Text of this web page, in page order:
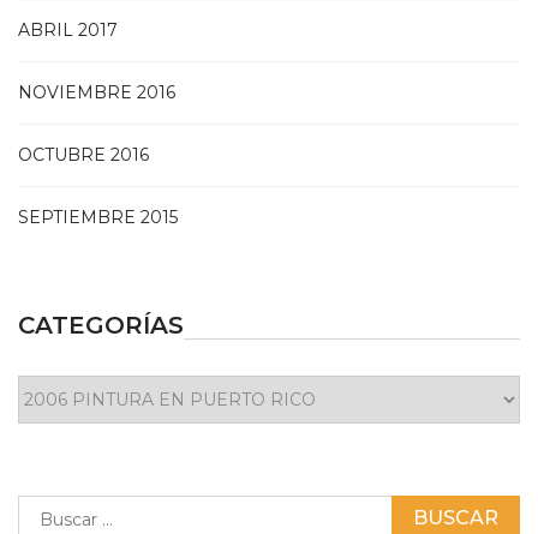
ABRIL 2017
NOVIEMBRE 2016
OCTUBRE 2016
SEPTIEMBRE 2015
CATEGORÍAS